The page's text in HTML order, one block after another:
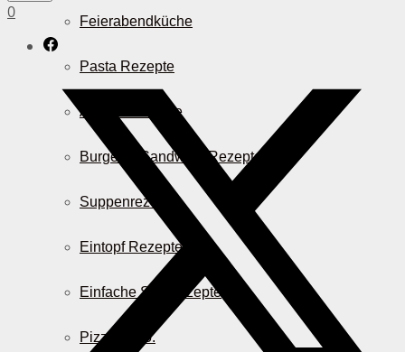
Feierabendküche
Pasta Rezepte
Auflauf Rezepte
Burger & Sandwich Rezepte
Suppenrezepte
Eintopf Rezepte
Einfache Salatrezepte
Pizza & Co.
0